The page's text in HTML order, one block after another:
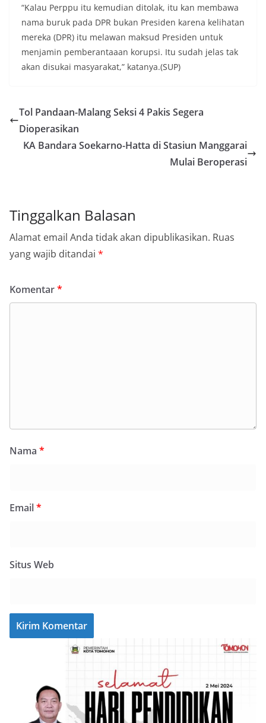
“Kalau Perppu itu kemudian ditolak, itu kan membawa
nama buruk pada DPR bukan Presiden karena kelihatan
mereka (DPR) itu melawan maksud Presiden untuk
menjamin pemberantaaan korupsi. Itu sudah jelas tak
akan disukai masyarakat,” katanya.(SUP)
Tol Pandaan-Malang Seksi 4 Pakis Segera
Dioperasikan
KA Bandara Soekarno-Hatta di Stasiun Manggarai
Mulai Beroperasi
Tinggalkan Balasan
Alamat email Anda tidak akan dipublikasikan. Ruas
yang wajib ditandai *
Komentar*
Nama *
Email*
Situs Web